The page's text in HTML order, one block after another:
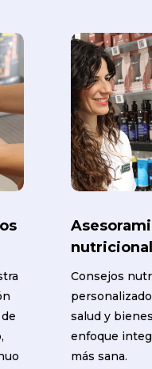
nutricional
Consejos
salud y
enfoque
más sana.